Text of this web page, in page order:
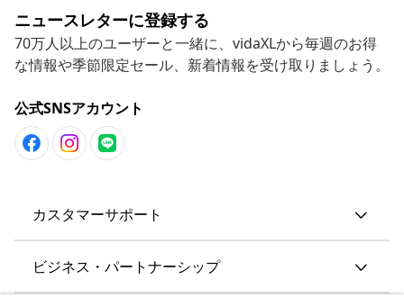
ニュースレターに登録する
70万人以上のユーザーと一緒に、vidaXLから毎週のお得
な情報や季節限定セール、新着情報を受け取りましょう。
公式SNSアカウント
カスタマーサポート
ビジネス・パートナーシップ